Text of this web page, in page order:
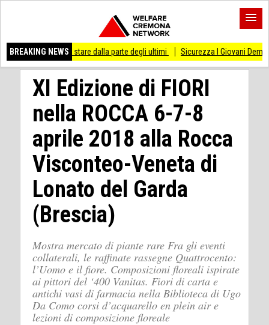
BREAKING NEWS
di stare dalla parte degli ultimi Sicurezza I Giovani Democratici ribattono
XI Edizione di FIORI
nella ROCCA 6-7-8
aprile 2018 alla Rocca
Visconteo-Veneta di
Lonato del Garda
(Brescia)
Mostra mercato di piante rare Fra gli eventi
collaterali, le raffinate rassegne Quattrocento:
l’Uomo e il fiore. Composizioni floreali ispirate
ai pittori del ‘400 Vanitas. Fiori di carta e
antichi vasi di farmacia nella Biblioteca di Ugo
Da Como corsi d’acquarello en plein air e
lezioni di composizione floreale